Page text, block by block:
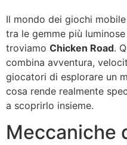
Il mondo dei giochi
tra le gemme più
troviamo Chicken Road.
combina avventura,
giocatori di esplorare un
cosa rende realmente
a scoprirlo insieme.
Meccaniche